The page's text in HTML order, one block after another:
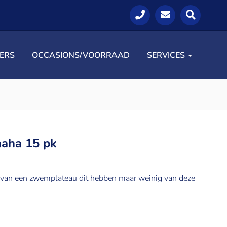
OCCASIONS/VOORRAAD SERVICES
15 pk
een zwemplateau dit hebben maar weinig van deze